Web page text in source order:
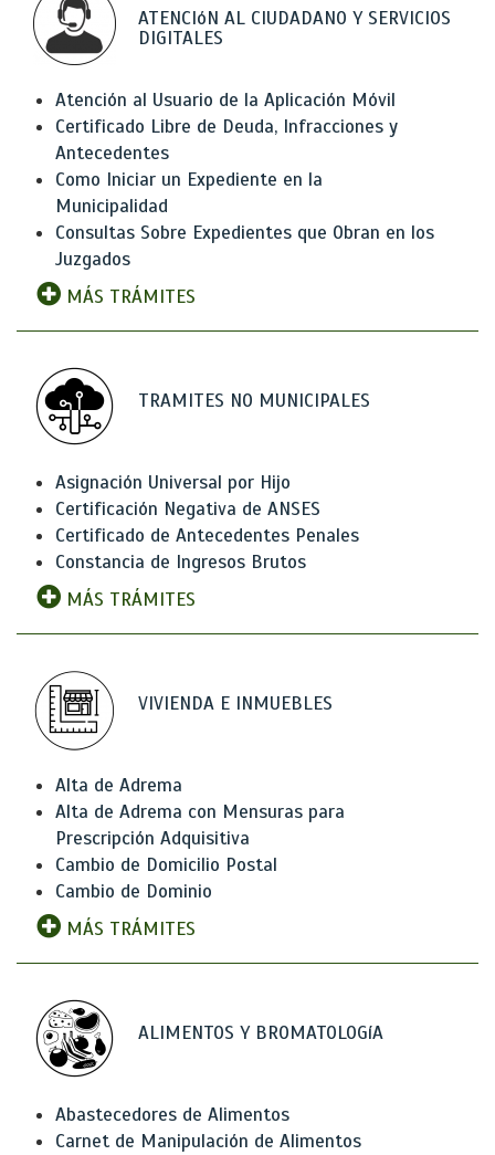
ATENCIóN AL CIUDADANO Y SERVICIOS
DIGITALES
Atención al Usuario de la Aplicación Móvil
Certificado Libre de Deuda, Infracciones y
Antecedentes
Como Iniciar un Expediente en la
Municipalidad
Consultas Sobre Expedientes que Obran en los
Juzgados
MÁS TRÁMITES
TRAMITES NO MUNICIPALES
Asignación Universal por Hijo
Certificación Negativa de ANSES
Certificado de Antecedentes Penales
Constancia de Ingresos Brutos
MÁS TRÁMITES
VIVIENDA E INMUEBLES
Alta de Adrema
Alta de Adrema con Mensuras para
Prescripción Adquisitiva
Cambio de Domicilio Postal
Cambio de Dominio
MÁS TRÁMITES
ALIMENTOS Y BROMATOLOGíA
Abastecedores de Alimentos
Carnet de Manipulación de Alimentos